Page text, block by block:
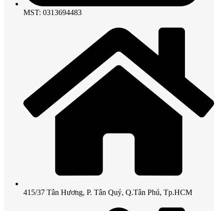
MST: 0313694483
415/37 Tân Hương, P. Tân Quý, Q.Tân Phú, Tp.HCM